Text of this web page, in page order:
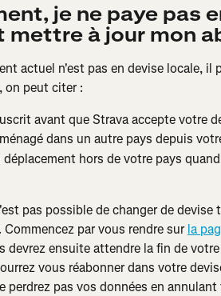
je ne paye pas
mettre à jour mon
actuel n'est pas en devise locale, il
on peut citer :
avant que Strava accepte votre
dans un autre pays depuis
déplacement hors de votre pays
pas possible de changer de devise
par vous rendre sur la
devrez ensuite attendre la fin de
vous réabonner dans votre
perdrez pas vos données en